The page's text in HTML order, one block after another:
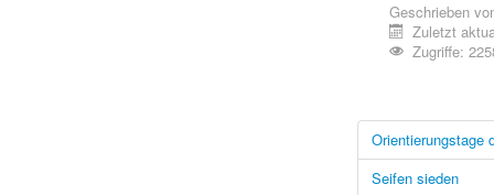
Geschrieben
Zuletzt
Zugriffe:
Orientierungstage
Seifen sieden